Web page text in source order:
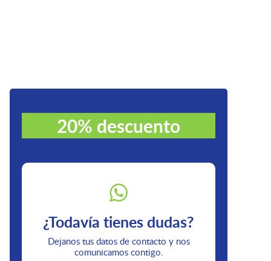
20% descuento
¿Todavía tienes dudas?
Dejanos tus datos de contacto y nos
comunicamos contigo.